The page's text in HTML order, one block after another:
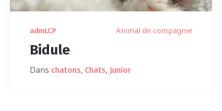
admLCP Animal de compagnie
Bidule
Dans chatons, Chats, Junior